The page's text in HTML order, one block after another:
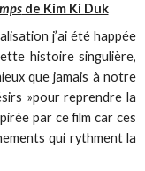
de Kim Ki Duk
j’ai été happée
histoire singulière,
que jamais à notre
»pour reprendre la
par ce film car ces
qui rythment la